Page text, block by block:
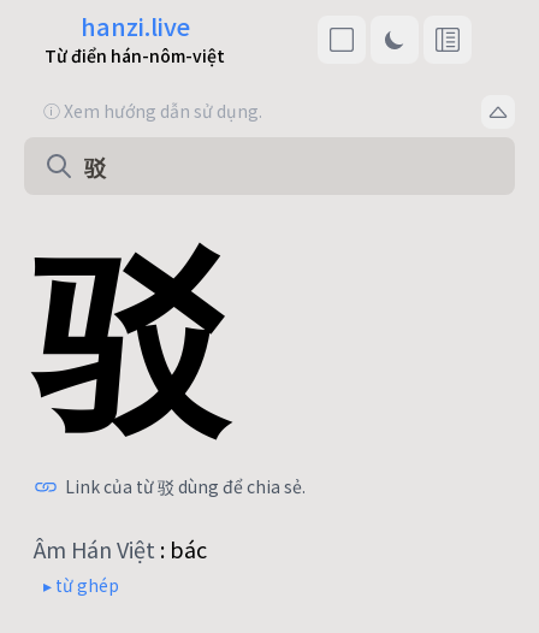
hanzi.live
Từ điển hán-nôm-việt
ⓘ Xem hướng dẫn sử dụng.
驳
Link của từ 驳 dùng để chia sẻ.
Âm Hán Việt : bác
▸ từ ghép